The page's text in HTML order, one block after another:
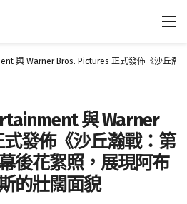
與 Warner Bros. Pictures 正式發佈《沙丘
與 Warner
發佈《沙丘瀚戰：第
後花絮照，展現阿布
的壯闊面貌